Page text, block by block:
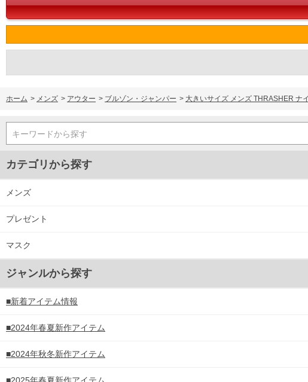
尚、裾上げした商品は返品・交換不可となりますので、予めご了承下さい。
一部、お直しに対応出来ない商品がございます。(例：裾にファスナーや調節ひもが付いている、極端
※商品によって若干のサイズの誤差がございます。また、お客様がご使用の環境（コンピュータ画面
※当店での掲載商品は、実店鋪と在庫を共用しておりますので店頭での売り違い、店舗からのお取
ますので予めご了承ください。
ホーム > メンズ > アウター > ブルゾン・ジャンパー > 大きいサイズ メンズ THRASHER ナ
キーワードから探す
カテゴリから探す
メンズ
プレゼント
マスク
ジャンルから探す
■新着アイテム情報
■2024年春夏新作アイテム
■2024年秋冬新作アイテム